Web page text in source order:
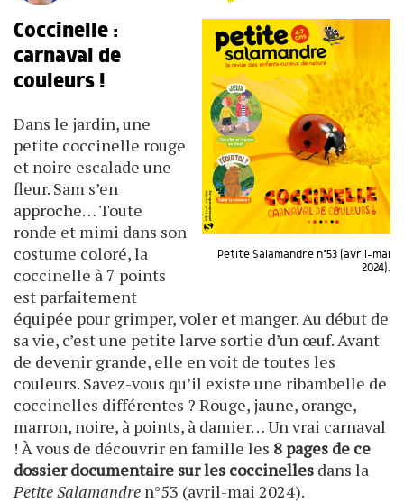
Petite Salamandre n°53 (avril-mai
2024).
Coccinelle :
carnaval de
couleurs !
Dans le jardin, une
petite coccinelle rouge
et noire escalade une
fleur. Sam s’en
approche… Toute
ronde et mimi dans son
costume coloré, la
coccinelle à 7 points
est parfaitement
équipée pour grimper, voler et manger. Au début de
sa vie, c’est une petite larve sortie d’un œuf. Avant
de devenir grande, elle en voit de toutes les
couleurs. Savez-vous qu’il existe une ribambelle de
coccinelles différentes ? Rouge, jaune, orange,
marron, noire, à points, à damier… Un vrai carnaval
! À vous de découvrir en famille les 8 pages de ce
dossier documentaire sur les coccinelles dans la
Petite Salamandre n°53 (avril-mai 2024).